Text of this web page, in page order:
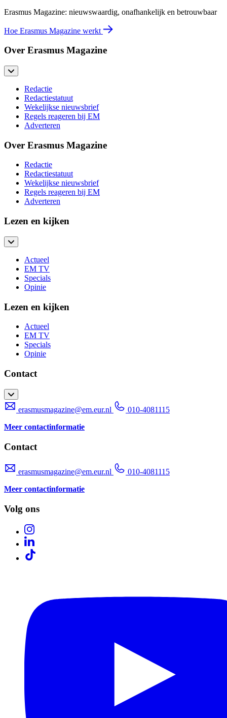
Erasmus Magazine: nieuwswaardig, onafhankelijk en betrouwbaar
Hoe Erasmus Magazine werkt
Over Erasmus Magazine
Redactie
Redactiestatuut
Wekelijkse nieuwsbrief
Regels reageren bij EM
Adverteren
Over Erasmus Magazine
Redactie
Redactiestatuut
Wekelijkse nieuwsbrief
Regels reageren bij EM
Adverteren
Lezen en kijken
Actueel
EM TV
Specials
Opinie
Lezen en kijken
Actueel
EM TV
Specials
Opinie
Contact
erasmusmagazine@em.eur.nl
010-4081115
Meer contactinformatie
Contact
erasmusmagazine@em.eur.nl
010-4081115
Meer contactinformatie
Volg ons